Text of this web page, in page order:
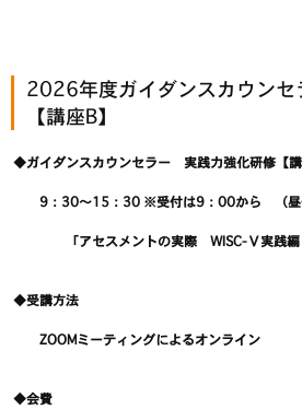
2026年度ガイダンスカウンセ
【講座B】
◆ガイダンスカウンセラー 実践力強化研修【
9：30～15：30 ※受付は9：00から （昼
「アセスメントの実際 WISC-Ⅴ実践編（
◆受講方法
ZOOMミーティングによるオンライン
◆会費